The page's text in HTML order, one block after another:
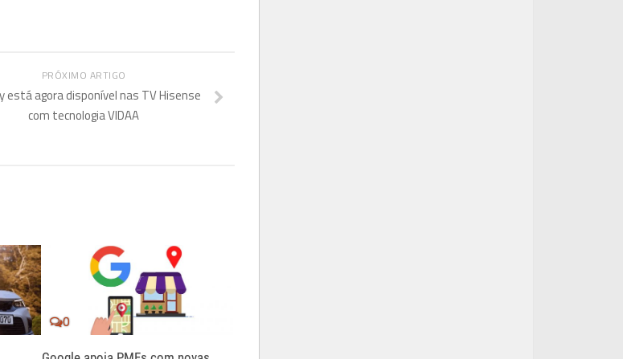
PRÓXIMO ARTIGO
está agora disponível nas TV Hisense
com tecnologia VIDAA
0